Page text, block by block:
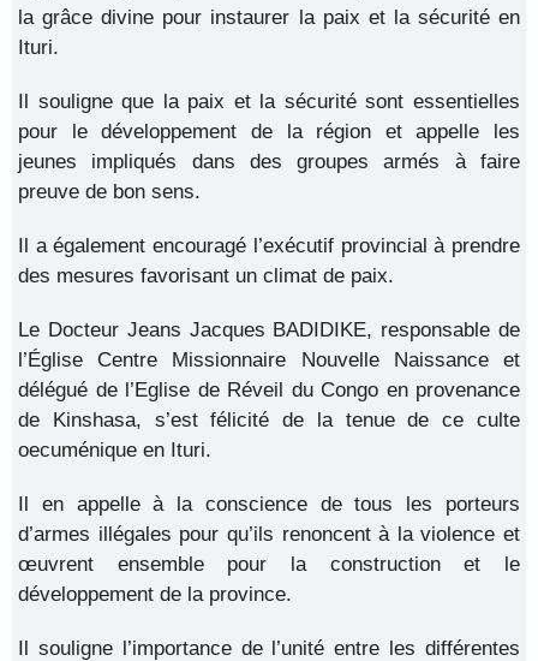
la grâce divine pour instaurer la paix et la sécurité en
Ituri.
Il souligne que la paix et la sécurité sont essentielles
pour le développement de la région et appelle les
jeunes impliqués dans des groupes armés à faire
preuve de bon sens.
Il a également encouragé l’exécutif provincial à prendre
des mesures favorisant un climat de paix.
Le Docteur Jeans Jacques BADIDIKE, responsable de
l’Église Centre Missionnaire Nouvelle Naissance et
délégué de l’Eglise de Réveil du Congo en provenance
de Kinshasa, s’est félicité de la tenue de ce culte
oecuménique en Ituri.
Il en appelle à la conscience de tous les porteurs
d’armes illégales pour qu’ils renoncent à la violence et
œuvrent ensemble pour la construction et le
développement de la province.
Il souligne l’importance de l’unité entre les différentes